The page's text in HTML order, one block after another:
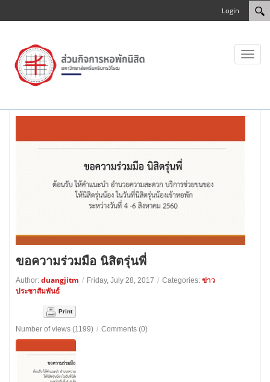
Login
Toggle
ขอความร่วมมือ นิสิตรุ่นพี่
Author: duangjitm / Friday, July 28, 2017 / Categories: ข่าว
ประชาสัมพันธ์
Print
Number of views (1199) / Comments (0)